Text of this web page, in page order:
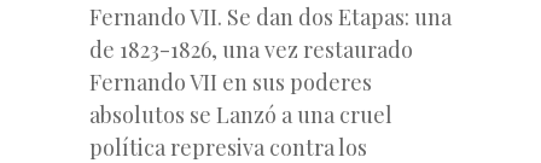
Fernando VII. Se dan dos Etapas: una
de 1823-1826, una vez restaurado
Fernando VII en sus poderes
absolutos se Lanzó a una cruel
política represiva contra los